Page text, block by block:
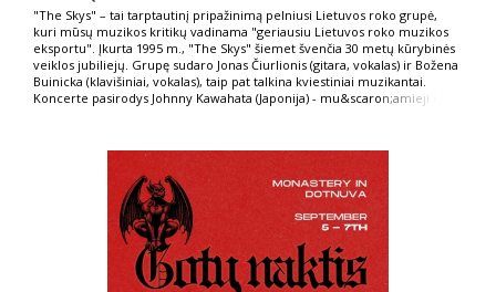
"The Skys" – tai tarptautinį pripažinimą pelniusi Lietuvos roko grupė,
kuri mūsų muzikos kritikų vadinama "geriausiu Lietuvos roko muzikos
eksportu". Įkurta 1995 m., "The Skys" šiemet švenčia 30 metų kūrybinės
veiklos jubiliejų. Grupę sudaro Jonas Čiurlionis (gitara, vokalas) ir Božena
Buinicka (klavišiniai, vokalas), taip pat talkina kviestiniai muzikantai.
Koncerte pasirodys Johnny Kawahata (Japonija) - mu&scaron;amieji i